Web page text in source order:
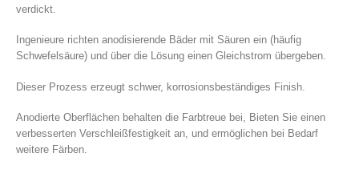
verdickt.
Ingenieure richten anodisierende Bäder mit Säuren ein (häufig
Schwefelsäure) und über die Lösung einen Gleichstrom übergeben.
Dieser Prozess erzeugt schwer, korrosionsbeständiges Finish.
Anodierte Oberflächen behalten die Farbtreue bei, Bieten Sie einen
verbesserten Verschleißfestigkeit an, und ermöglichen bei Bedarf
weitere Färben.